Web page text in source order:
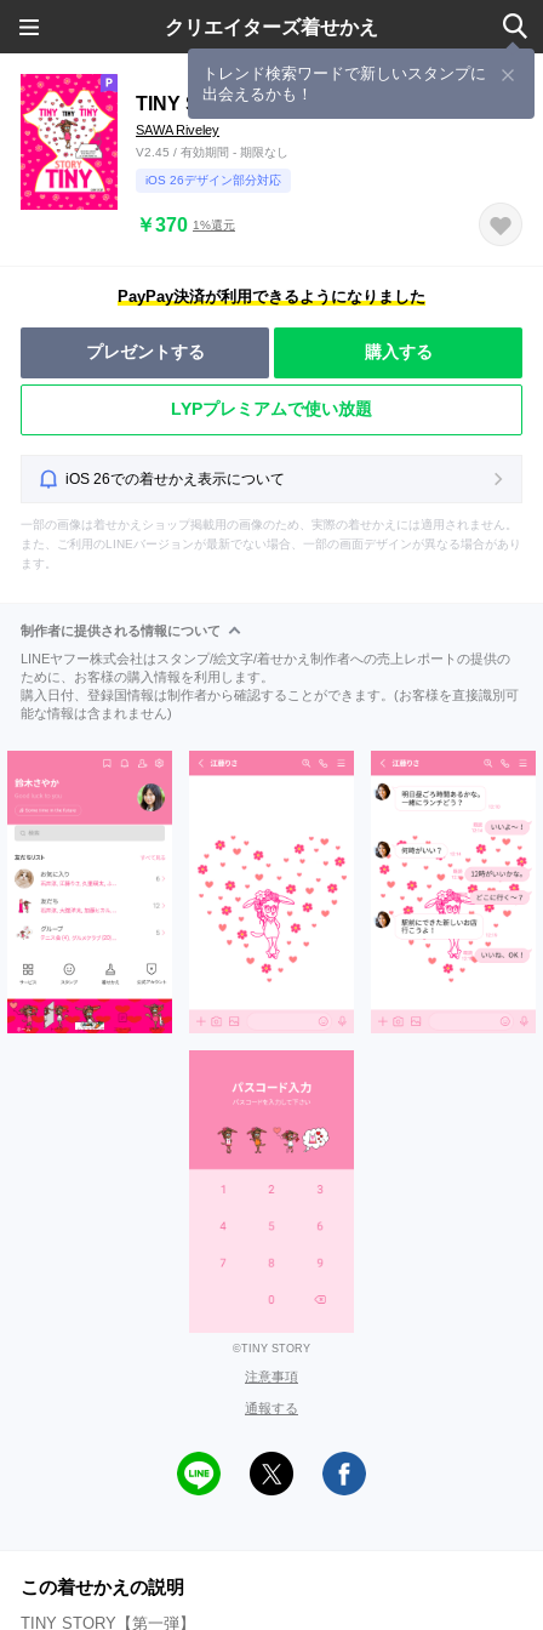
クリエイターズ着せかえ
トレンド検索ワードで新しいスタンプに
出会えるかも！
TINY STORY
SAWA Riveley
V2.45 / 有効期間 - 期限なし
iOS 26デザイン部分対応
￥370 1%還元
PayPay決済が利用できるようになりました
プレゼントする 購入する
LYPプレミアムで使い放題
iOS 26での着せかえ表示について
一部の画像は着せかえショップ掲載用の画像のため、実際の着せかえには適用されません。
また、ご利用のLINEバージョンが最新でない場合、一部の画面デザインが異なる場合があり
ます。
制作者に提供される情報について
LINEヤフー株式会社はスタンプ/絵文字/着せかえ制作者への売上レポートの提供の
ために、お客様の購入情報を利用します。
購入日付、登録国情報は制作者から確認することができます。(お客様を直接識別可
能な情報は含まれません)
©TINY STORY
注意事項
通報する
この着せかえの説明
TINY STORY【第一弾】